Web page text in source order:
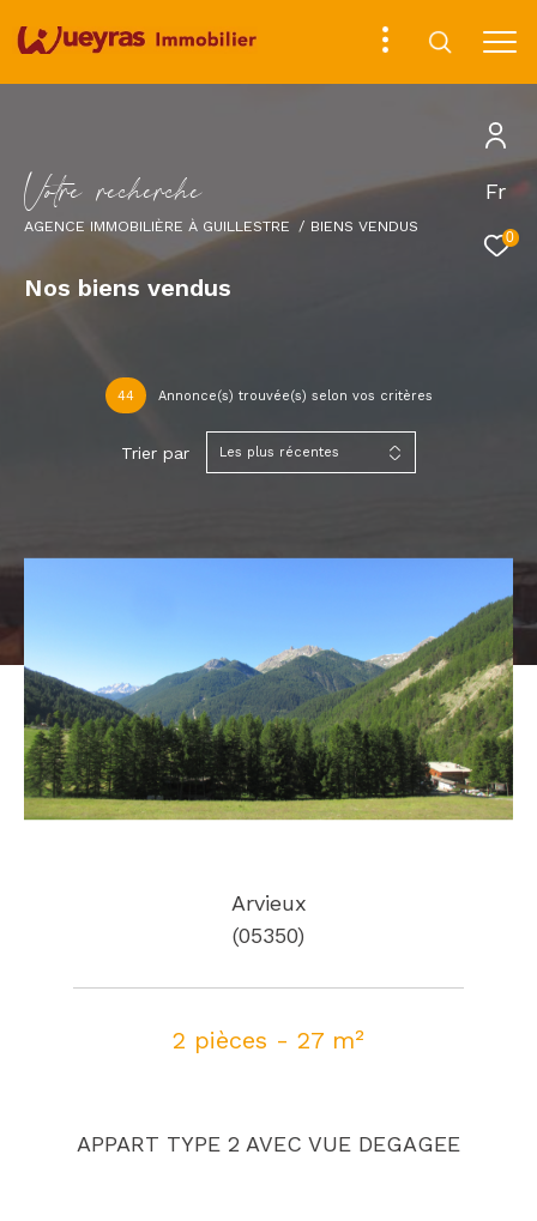
Fr
0
Votre recherche
AGENCE IMMOBILIÈRE À GUILLESTRE BIENS VENDUS
Nos biens vendus
44 Annonce(s) trouvée(s) selon vos critères
Trier par Les plus récentes
Arvieux
(05350)
2 pièces - 27 m²
APPART TYPE 2 AVEC VUE DEGAGEE